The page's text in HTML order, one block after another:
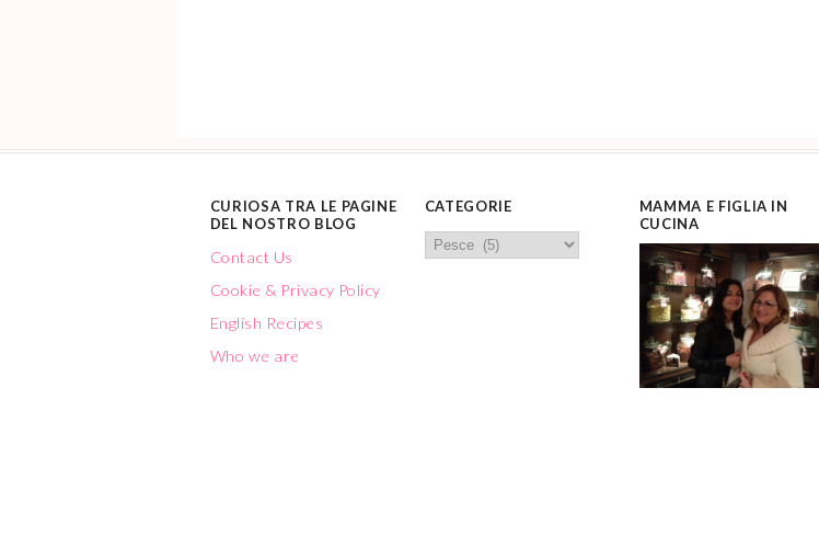
CURIOSA TRA LE PAGINE
DEL NOSTRO BLOG
Contact Us
Cookie & Privacy Policy
English Recipes
Who we are
CATEGORIE
MAMMA E FIGLIA IN
CUCINA